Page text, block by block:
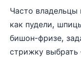
Часто
как пудели,
бишон-фризе,
стрижку